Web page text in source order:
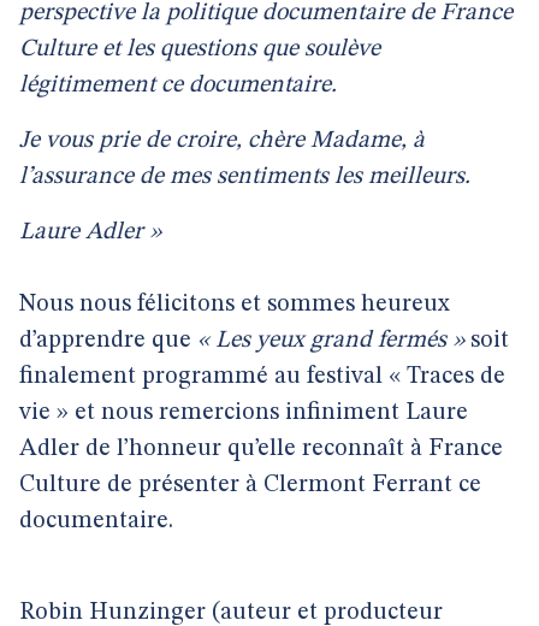
perspective la politique documentaire de France
Culture et les questions que soulève
légitimement ce documentaire.
Je vous prie de croire, chère Madame, à
l’assurance de mes sentiments les meilleurs.
Laure Adler »
Nous nous félicitons et sommes heureux
d’apprendre que « Les yeux grand fermés »soit
finalement programmé au festival « Traces de
vie » et nous remercions infiniment Laure
Adler de l’honneur qu’elle reconnaît à France
Culture de présenter à Clermont Ferrant ce
documentaire.
Robin Hunzinger (auteur et producteur